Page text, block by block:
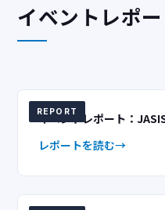
イベントレポ
REPORT
イベントレポート：
レポートを読む